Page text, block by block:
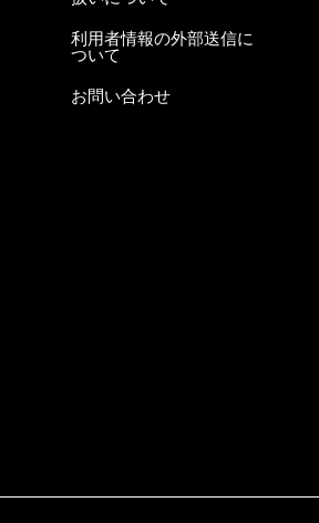
利用者情報の外部送信に
ついて
お問い合わせ